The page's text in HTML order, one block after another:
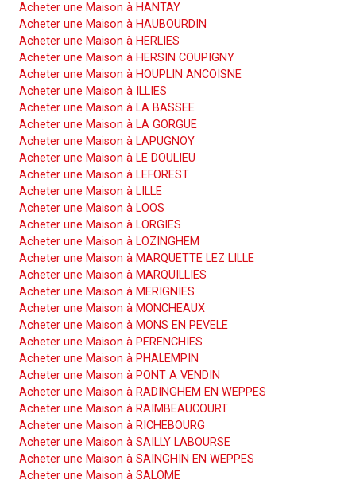
Acheter une Maison à HANTAY
Acheter une Maison à HAUBOURDIN
Acheter une Maison à HERLIES
Acheter une Maison à HERSIN COUPIGNY
Acheter une Maison à HOUPLIN ANCOISNE
Acheter une Maison à ILLIES
Acheter une Maison à LA BASSEE
Acheter une Maison à LA GORGUE
Acheter une Maison à LAPUGNOY
Acheter une Maison à LE DOULIEU
Acheter une Maison à LEFOREST
Acheter une Maison à LILLE
Acheter une Maison à LOOS
Acheter une Maison à LORGIES
Acheter une Maison à LOZINGHEM
Acheter une Maison à MARQUETTE LEZ LILLE
Acheter une Maison à MARQUILLIES
Acheter une Maison à MERIGNIES
Acheter une Maison à MONCHEAUX
Acheter une Maison à MONS EN PEVELE
Acheter une Maison à PERENCHIES
Acheter une Maison à PHALEMPIN
Acheter une Maison à PONT A VENDIN
Acheter une Maison à RADINGHEM EN WEPPES
Acheter une Maison à RAIMBEAUCOURT
Acheter une Maison à RICHEBOURG
Acheter une Maison à SAILLY LABOURSE
Acheter une Maison à SAINGHIN EN WEPPES
Acheter une Maison à SALOME